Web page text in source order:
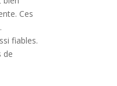
Ces
fiables.
de